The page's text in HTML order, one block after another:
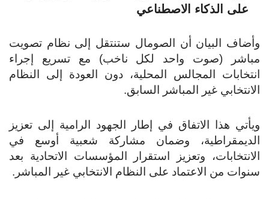
على الذكاء الاصطناعي
وأضاف البيان أن الصومال ستنتقل إلى نظام تصويت
مباشر (صوت واحد لكل ناخب) مع تسريع إجراء
انتخابات المجالس المحلية، دون العودة إلى النظام
الانتخابي غير المباشر السابق.
ويأتي هذا الاتفاق في إطار الجهود الرامية إلى تعزيز
الديمقراطية، وضمان مشاركة شعبية أوسع في
الانتخابات، وتعزيز استقرار المؤسسات الاتحادية بعد
سنوات من الاعتماد على النظام الانتخابي غير المباشر.